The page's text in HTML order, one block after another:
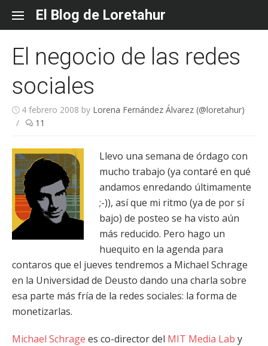
content
El Blog de Loretahur
El negocio de las redes
sociales
4 febrero 2008 by Lorena Fernández Álvarez (@loretahur)
/
11
Llevo una semana de órdago con
mucho trabajo (ya contaré en qué
andamos enredando últimamente
;-)), así que mi ritmo (ya de por sí
bajo) de posteo se ha visto aún
más reducido. Pero hago un
huequito en la agenda para
contaros que el jueves tendremos a Michael Schrage
en la Universidad de Deusto dando una charla sobre
esa parte más fría de la redes sociales: la forma de
monetizarlas.
Michael Schrage es co-director del MIT Media Lab y